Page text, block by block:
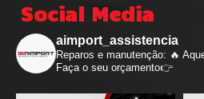
Social Media
aimport_assistencia
Reparos e manutenção: 🔥
Faça o seu orçamento👉